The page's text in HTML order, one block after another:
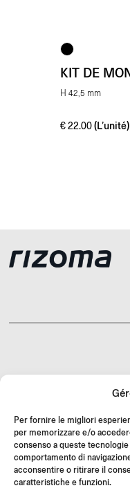
Per fornire le migliori
per memorizzare e/o
consenso a queste
comportamento di
acconsentire o ritirare il
caratteristiche e funzioni.
KIT DE
H 42,5 mm
€22.00 (L’unité)
SUPPORT ET FAQ
RETOURS
INSTRUCTIONS
GIFT CARD
OFFRES LIMITÉES